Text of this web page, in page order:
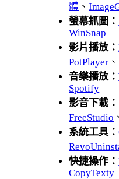
體 、
螢幕抓圖：
WinSnap
影片播放：
PotPlayer 、
音樂播放：
Spotify
影音下載：
FreeStudio
系統工具：
快捷操作：
CopyTexty